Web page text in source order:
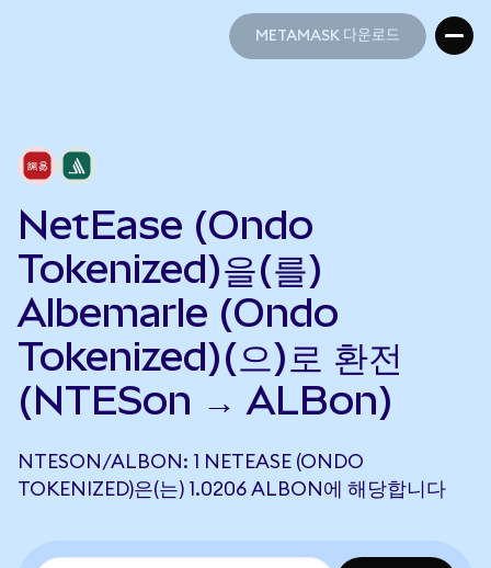
METAMASK 다운로드
NetEase (Ondo
Tokenized)을(를)
Albemarle (Ondo
Tokenized)(으)로 환전
(NTESon → ALBon)
NTESON/ALBON: 1 NETEASE (ONDO
TOKENIZED)은(는) 1.0206 ALBON에 해당합니다